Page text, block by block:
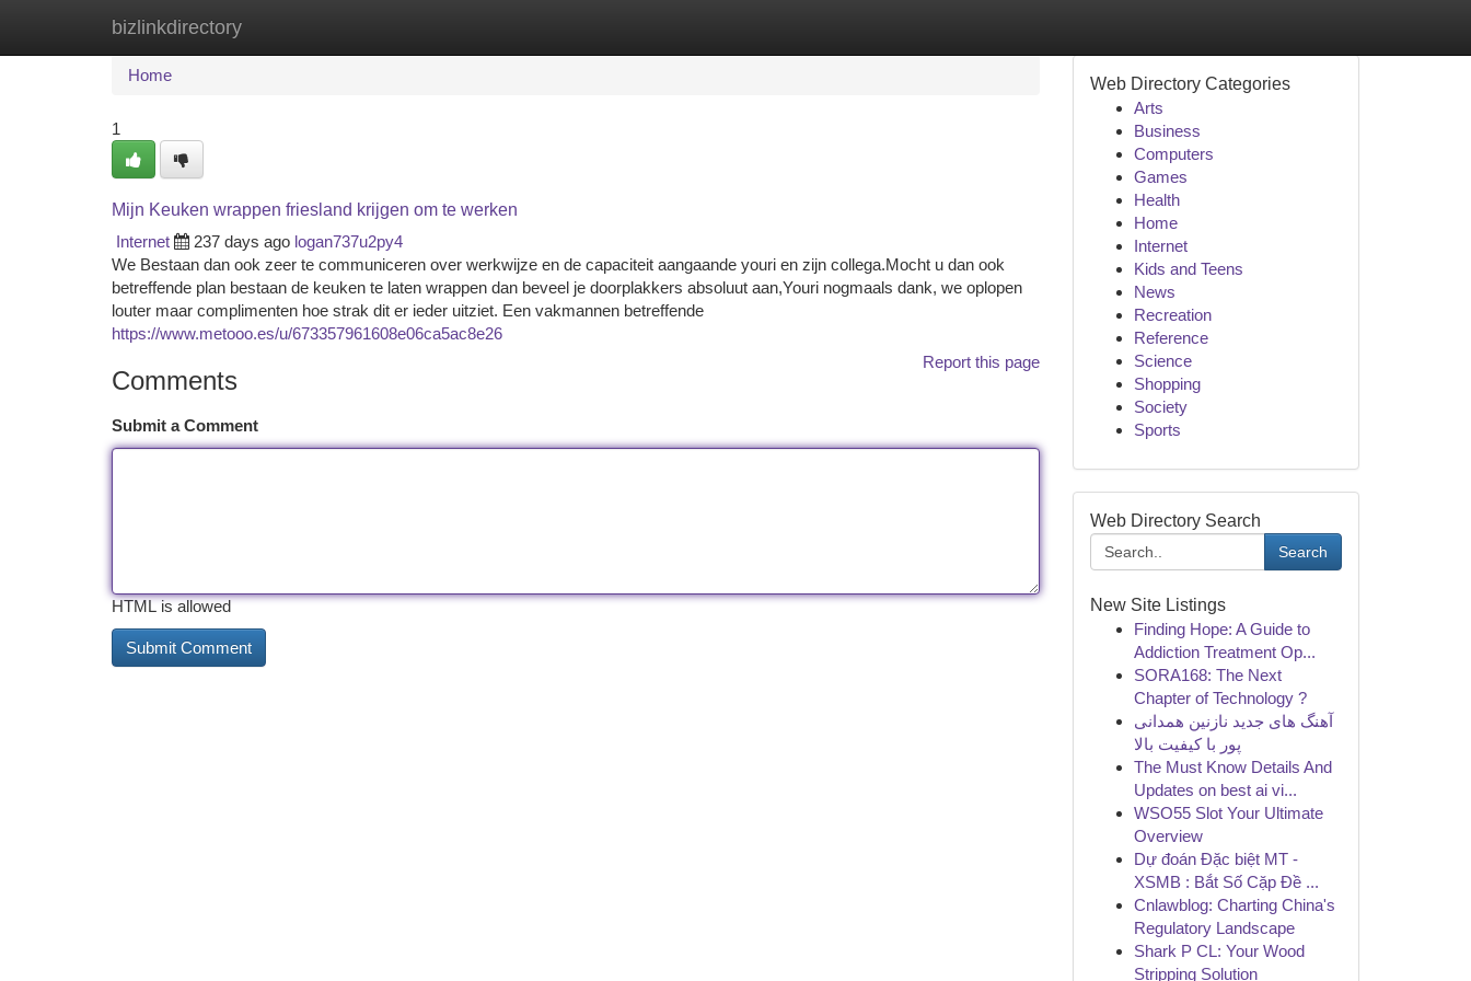
bizlinkdirectory
Home New Site Listings
Home
1
Mijn Keuken wrappen friesland krijgen om te werken
Internet
237 days ago logan737u2py4
We Bestaan dan ook zeer te communiceren over werkwijze en de capaciteit aangaande youri en zijn collega.Mocht u dan ook
betreffende plan bestaan de keuken te laten wrappen dan beveel je doorplakkers absoluut aan,Youri nogmaals dank, we oplopen
louter maar complimenten hoe strak dit er ieder uitziet. Een vakmannen betreffende
https://www.metooo.es/u/673357961608e06ca5ac8e26
Report this page
Comments
Submit a Comment
HTML is allowed
Web Directory Categories
Arts
Business
Computers
Games
Health
Home
Internet
Kids and Teens
News
Recreation
Reference
Science
Shopping
Society
Sports
Web Directory Search
Search
New Site Listings
Finding Hope: A Guide to
Addiction Treatment Op...
SORA168: The Next
Chapter of Technology ?
آهنگ های جدید نازنین همدانی
پور با کیفیت بالا
The Must Know Details And
Updates on best ai vi...
WSO55 Slot Your Ultimate
Overview
Dự đoán Đặc biệt MT -
XSMB : Bắt Số Cặp Đề ...
Cnlawblog: Charting China's
Regulatory Landscape
Shark P CL: Your Wood
Stripping Solution